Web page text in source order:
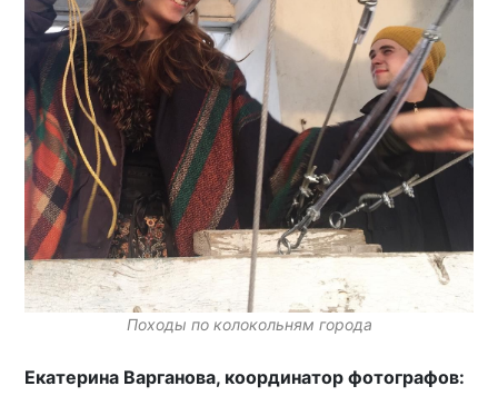
Походы по колокольням города
Екатерина Варганова, координатор фотографов: